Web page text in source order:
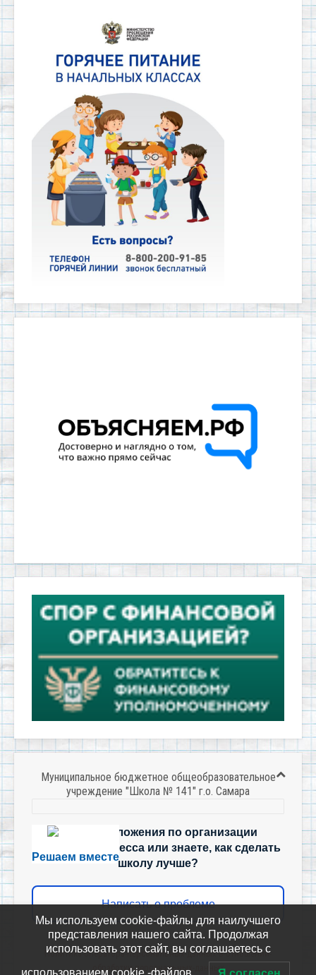
Муниципальное бюджетное общеобразовательное
учреждение "Школа № 141" г.о. Самара
Решаем вместе
Есть предложения по организации
учебного процесса или знаете, как сделать
школу лучше?
Написать о проблеме
Политика-оператора-персональных-данных-в-отношении-
обработки-персональных-данных
Мы используем cookie-файлы для наилучшего
представления нашего сайта. Продолжая
использовать этот сайт, вы соглашаетесь с